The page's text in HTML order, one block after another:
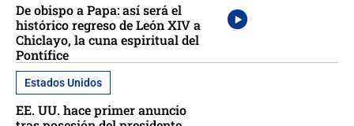
De obispo a Papa: así será el
histórico regreso de León XIV a
Chiclayo, la cuna espiritual del
Pontífice
Estados Unidos
EE. UU. hace primer anuncio